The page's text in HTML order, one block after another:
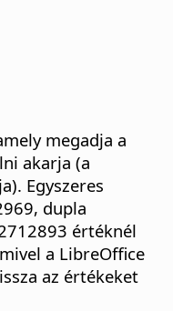
megadja a
akarja (a
Egyszeres
dupla
értéknél
a LibreOffice
az értékeket